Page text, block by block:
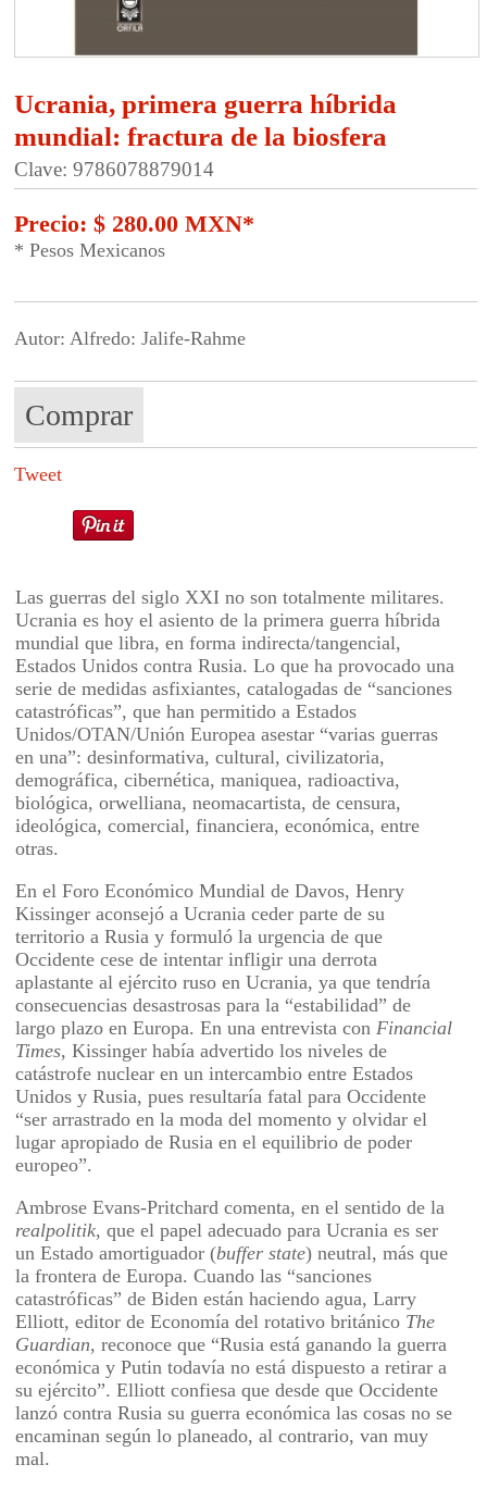
Ucrania, primera guerra híbrida
mundial: fractura de la biosfera
Clave: 9786078879014
Precio: $ 280.00 MXN*
* Pesos Mexicanos
Autor: Alfredo: Jalife-Rahme
Comprar
Tweet
Las guerras del siglo XXI no son totalmente militares.
Ucrania es hoy el asiento de la primera guerra híbrida
mundial que libra, en forma indirecta/tangencial,
Estados Unidos contra Rusia. Lo que ha provocado una
serie de medidas asfixiantes, catalogadas de “sanciones
catastróficas”, que han permitido a Estados
Unidos/OTAN/Unión Europea asestar “varias guerras
en una”: desinformativa, cultural, civilizatoria,
demográfica, cibernética, maniquea, radioactiva,
biológica, orwelliana, neomacartista, de censura,
ideológica, comercial, financiera, económica, entre
otras.
En el Foro Económico Mundial de Davos, Henry
Kissinger aconsejó a Ucrania ceder parte de su
territorio a Rusia y formuló la urgencia de que
Occidente cese de intentar infligir una derrota
aplastante al ejército ruso en Ucrania, ya que tendría
consecuencias desastrosas para la “estabilidad” de
largo plazo en Europa. En una entrevista conFinancial
Times, Kissinger había advertido los niveles de
catástrofe nuclear en un intercambio entre Estados
Unidos y Rusia, pues resultaría fatal para Occidente
“ser arrastrado en la moda del momento y olvidar el
lugar apropiado de Rusia en el equilibrio de poder
europeo”.
Ambrose Evans-Pritchard comenta, en el sentido de la
realpolitik, que el papel adecuado para Ucrania es ser
un Estado amortiguador (buffer state) neutral, más que
la frontera de Europa. Cuando las “sanciones
catastróficas” de Biden están haciendo agua, Larry
Elliott, editor de Economía del rotativo británico The
Guardian, reconoce que “Rusia está ganando la guerra
económica y Putin todavía no está dispuesto a retirar a
su ejército”. Elliott confiesa que desde que Occidente
lanzó contra Rusia su guerra económica las cosas no se
encaminan según lo planeado, al contrario, van muy
mal.